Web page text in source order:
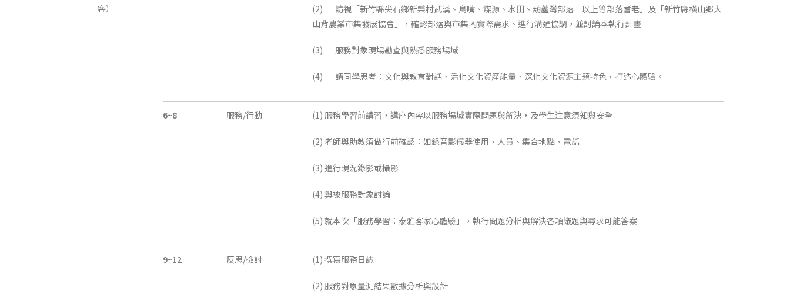
容）
(2) 訪視「新竹縣尖石鄉新樂村武漢、鳥嘴、煤源、水田、葫蘆灣部落…以上等部落耆老」及「新竹縣橫山鄉大
山背農業市集發展協會」，確認部落與市集內實際需求、進行溝通協調，並討論本執行計畫
(3) 服務對象現場勘查與熟悉服務場域
(4) 請同學思考：文化與教育對話、活化文化資產能量、深化文化資源主題特色，打造心體驗。
6~8 服務/行動 (1) 服務學習前講習，講座內容以服務場域實際問題與解決，及學生注意須知與安全
(2) 老師與助教須做行前確認：如錄音影儀器使用、人員、集合地點、電話
(3) 進行現況錄影或攝影
(4) 與被服務對象討論
(5) 就本次「服務學習：泰雅客家心體驗」，執行問題分析與解決各項議題與尋求可能答案
9~12 反思/檢討 (1) 撰寫服務日誌
(2) 服務對象量測結果數據分析與設計